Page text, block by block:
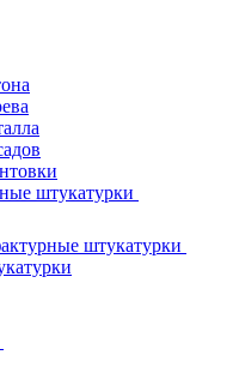
штукатурки
штукатурки